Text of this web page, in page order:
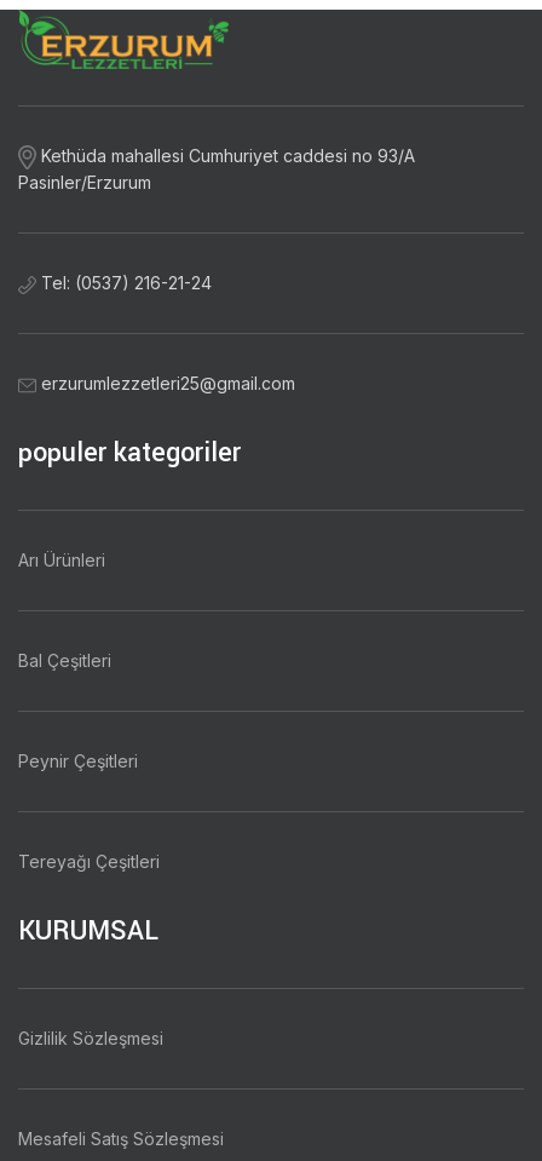
Kethüda mahallesi Cumhuriyet caddesi no 93/A
Pasinler/Erzurum
Tel: (0537) 216-21-24
erzurumlezzetleri25@gmail.com
populer kategoriler
Arı Ürünleri
Bal Çeşitleri
Peynir Çeşitleri
Tereyağı Çeşitleri
KURUMSAL
Gizlilik Sözleşmesi
Mesafeli Satış Sözleşmesi